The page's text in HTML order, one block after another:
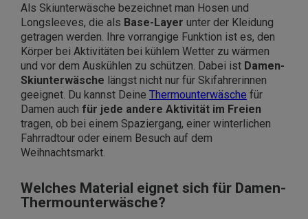
Als Skiunterwäsche bezeichnet man Hosen und
Longsleeves, die als Base-Layer unter der Kleidung
getragen werden. Ihre vorrangige Funktion ist es, den
Körper bei Aktivitäten bei kühlem Wetter zu wärmen
und vor dem Auskühlen zu schützen. Dabei ist Damen-
Skiunterwäsche längst nicht nur für Skifahrerinnen
geeignet. Du kannst Deine Thermounterwäsche für
Damen auch für jede andere Aktivität im Freien
tragen, ob bei einem Spaziergang, einer winterlichen
Fahrradtour oder einem Besuch auf dem
Weihnachtsmarkt.
Welches Material eignet sich für Damen-
Thermounterwäsche?